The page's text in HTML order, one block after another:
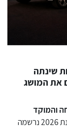
שינתה
את המושג
והמוקד
חושף כי בחציון הראשון של שנת 2026 נרשמה